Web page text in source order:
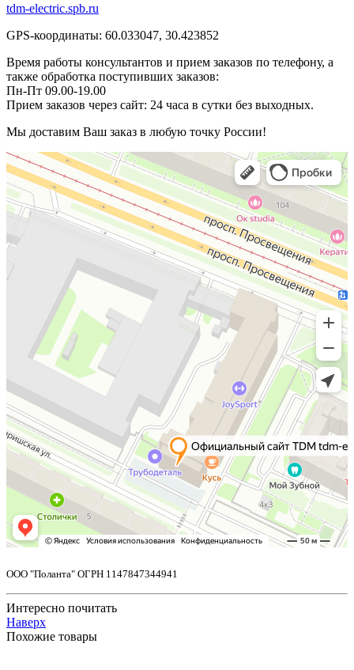
tdm-electric.spb.ru
GPS-координаты: 60.033047, 30.423852
Время работы консультантов и прием заказов по телефону, а
также обработка поступивших заказов:
Пн-Пт 09.00-19.00
Прием заказов через сайт: 24 часа в сутки без выходных.
Мы доставим Ваш заказ в любую точку России!
OOO "Поланта" ОГРН 1147847344941
Интересно почитать
Наверх
Похожие товары